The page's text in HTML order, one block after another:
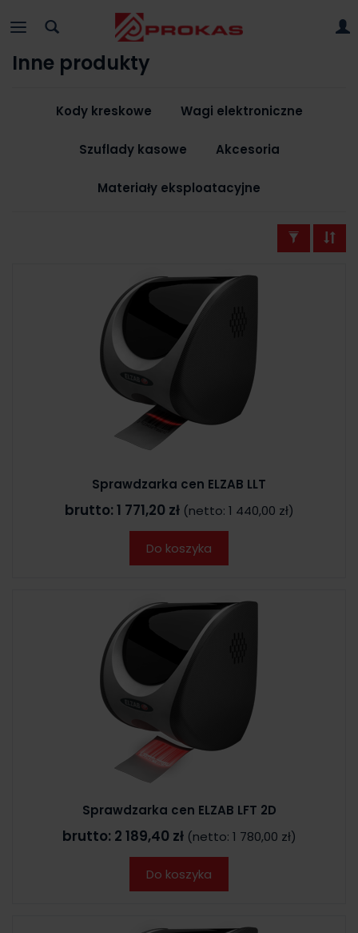
Inne produkty
Kody kreskowe Wagi elektroniczne
Szuflady kasowe Akcesoria
Materiały eksploatacyjne
Sprawdzarka cen ELZAB LLT
brutto: 1 771,20 zł (netto: 1 440,00 zł)
Do koszyka
Sprawdzarka cen ELZAB LFT 2D
brutto: 2 189,40 zł (netto: 1 780,00 zł)
Do koszyka